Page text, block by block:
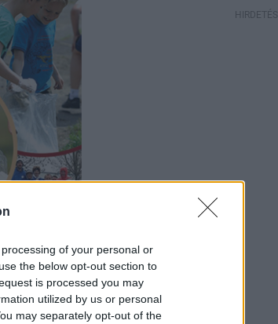
of your personal or
the below opt-out section to
is processed you may
utilized by us or personal
may separately opt-out of the
HIRDETÉS